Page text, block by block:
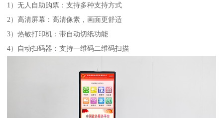
1）无人自助购票：支持多种支持方式
2）高清屏幕：高清像素，画面更舒适
3）热敏打印机：带自动切纸功能
4）自动扫码器：支持一维码二维码扫描